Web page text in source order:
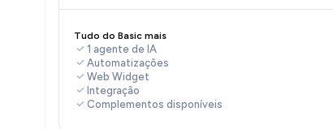
Tudo do Basic mais
1 agente de IA
Automatizações
Web Widget
Integração
Complementos disponíveis